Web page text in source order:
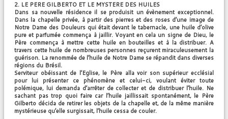
2. LE PERE GILBERTO ET LE MYSTERE DES HUILES
Dans sa nouvelle résidence il se produisit un évènement exceptionnel.
Dans la chapelle privée, à partir des pierres et des roses d’une image de
Notre Dame des Douleurs qui était devant le tabernacle, une huile d’olive
pure et parfumée commença à jaillir. Voyant en cela un signe de Dieu, le
Père commença à mettre cette huile en bouteilles et à la distribuer. A
travers cette huile de nombreuses personnes reçurent miraculeusement la
guérison. La renommée de l’huile de Notre Dame se répandit dans diverses
régions du Brésil.
Serviteur obéissant de l’Eglise, le Père alla voir son supérieur ecclésial
pour lui présenter ce phénomène et celui-ci, voulant éviter toute
polémique, lui demanda d’arrêter de collecter et de distribuer l’huile. Ne
sachant pas trop quoi faire car l’huile jaillissait spontanément, le Père
Gilberto décida de retirer les objets de la chapelle et, de la même manière
mystérieuse qu’elle surgissait, l’huile cessa de couler.